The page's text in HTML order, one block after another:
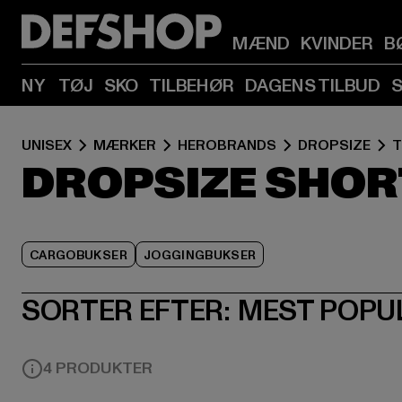
MÆND KVINDER
NY TØJ SKO TILBEHØR DAGENS TILBUD
UNISEX MÆRKER HEROBRANDS DROPSIZE
DROPSIZE
CARGOBUKSER JOGGINGBUKSER
SORTER EFTER: MEST
4 PRODUKTER